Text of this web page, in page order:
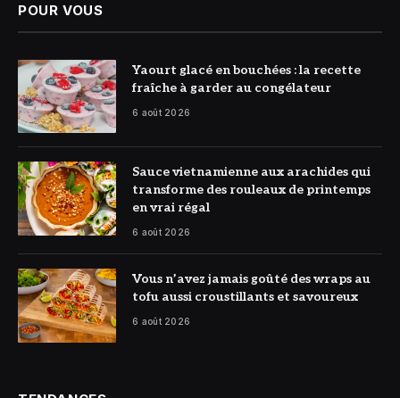
POUR VOUS
© DR
Yaourt glacé en bouchées : la recette
fraîche à garder au congélateur
6 août 2026
© DR
Sauce vietnamienne aux arachides qui
transforme des rouleaux de printemps
en vrai régal
6 août 2026
© DR
Vous n’avez jamais goûté des wraps au
tofu aussi croustillants et savoureux
6 août 2026